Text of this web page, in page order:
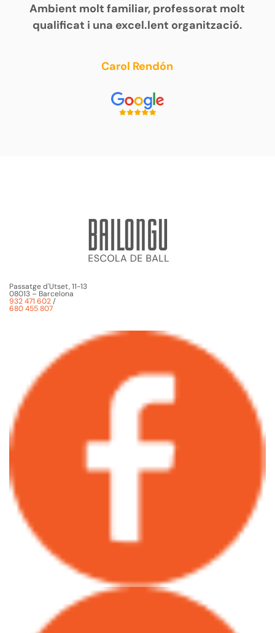
Ambient molt familiar, professorat molt
qualificat i una excel.lent organització.
Carol Rendón
Passatge d'Utset, 11-13
08013 – Barcelona
932 471 602/
680 455 807